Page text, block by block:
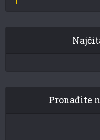
Pronađite